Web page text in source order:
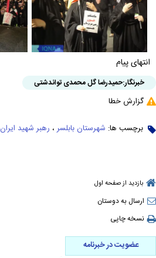
انتهای پیام
خبرنگار:حمیدرضا گل محمدی تواندشتی
گزارش خطا
برچسب ها: شهرستان بابلسر ، رهبر شهید ایران
بازدید از صفحه اول
ارسال به دوستان
نسخه چاپی
عضویت در خبرنامه